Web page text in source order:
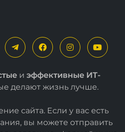
иэффективные ИТ-
сайта. Если у вас есть